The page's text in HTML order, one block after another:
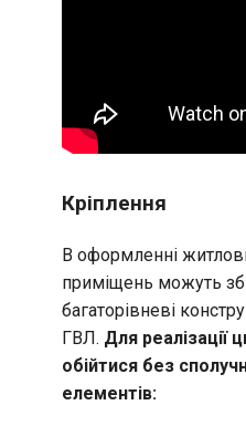
Кріплення
В оформленні
приміщень можуть
багаторівневі
ГВЛ. Для реалізації
обійтися без
елементів: